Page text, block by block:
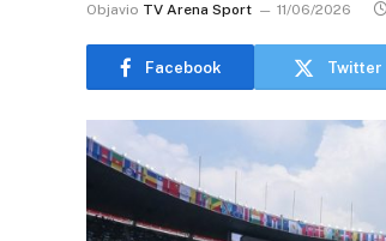
Objavio TV Arena Sport 11/06/2026
Facebook Twitter